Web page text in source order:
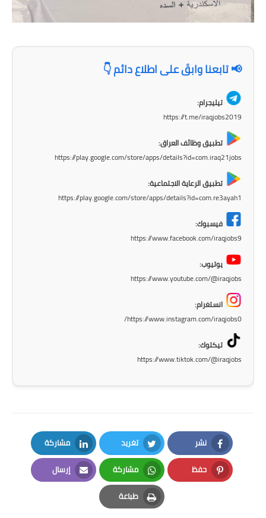
📢 تابعنا وابقَ على اطلاع دائم 👇
تيليجرام:
https://t.me/iraqjobs2019
تطبيق وظائف العراق:
https://play.google.com/store/apps/details?id=com.iraq21jobs
تطبيق الرعاية الاجتماعية:
https://play.google.com/store/apps/details?id=com.re3ayah1
فيسبوك:
https://www.facebook.com/iraqjobs9
يوتيوب:
https://www.youtube.com/@iraqjobs
انستغرام:
https://www.instagram.com/iraqjobs0/
تيكتوك:
https://www.tiktok.com/@iraqjobs
نشر
Facebook
تغريد
Twitter
مشاركة
LinkedIn
حفظ
Pinterest
مشاركة
Whatsapp
إرسال
Email
طباعة
Print